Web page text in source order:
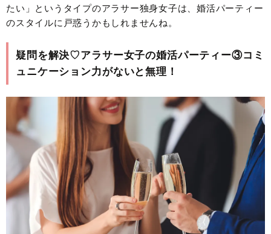
たい」というタイプのアラサー独身女子は、婚活パーティー
のスタイルに戸惑うかもしれませんね。
疑問を解決♡アラサー女子の婚活パーティー③コミ
ュニケーション力がないと無理！